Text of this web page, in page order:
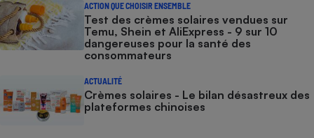
ACTION QUE CHOISIR ENSEMBLE
Test des crèmes solaires vendues sur
Temu, Shein et AliExpress - 9 sur 10
dangereuses pour la santé des
consommateurs
ACTUALITÉ
Crèmes solaires - Le bilan désastreux des
plateformes chinoises